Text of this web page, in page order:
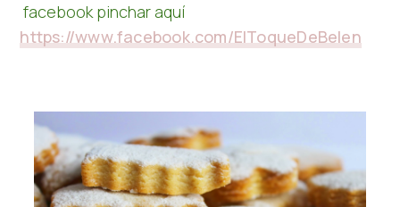
facebook pinchar aquí
https://www.facebook.com/ElToqueDeBelen